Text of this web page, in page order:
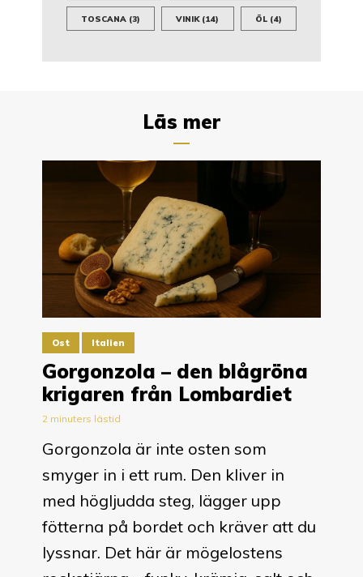
TOSCANA (3) VINIK(14) ÖL(4)
Läs mer
Ost Italien
Gorgonzola – den blågröna
krigaren från Lombardiet
2 minuters lästid
Gorgonzola är inte osten som
smyger in i ett rum. Den kliver in
med högljudda steg, lägger upp
fötterna på bordet och kräver att du
lyssnar. Det här är mögelostens